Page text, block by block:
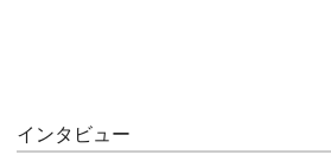
インタビュー